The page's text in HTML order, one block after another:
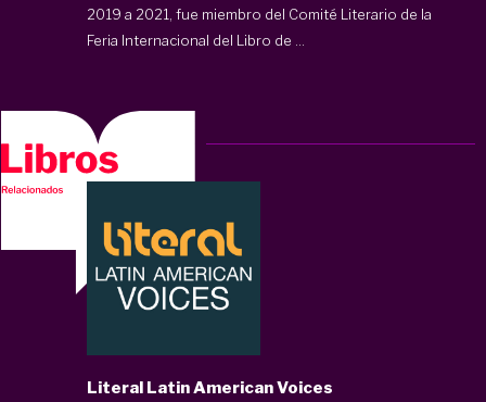
2019 a 2021, fue miembro del Comité Literario de la
Feria Internacional del Libro de ...
Literal Latin American Voices